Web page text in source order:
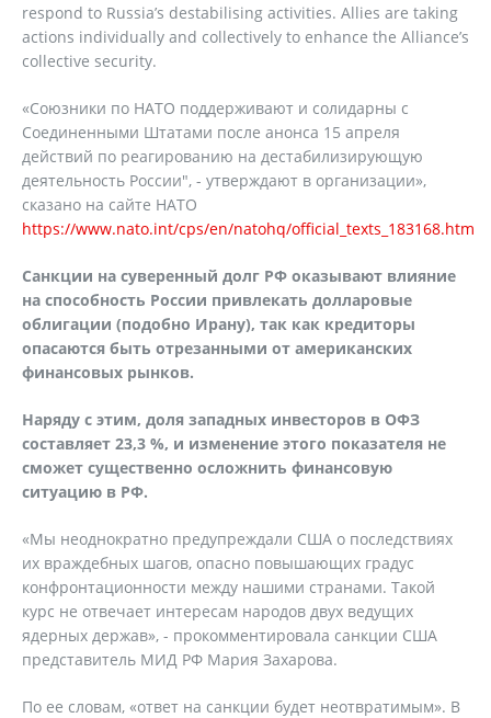
respond to Russia’s destabilising activities. Allies are taking
actions individually and collectively to enhance the Alliance’s
collective security.
«Союзники по НАТО поддерживают и солидарны с
Соединенными Штатами после анонса 15 апреля
действий по реагированию на дестабилизирующую
деятельность России", - утверждают в организации»,
сказано на сайте НАТО
https://www.nato.int/cps/en/natohq/official_texts_183168.htm
Санкции на суверенный долг РФ оказывают влияние
на способность России привлекать долларовые
облигации (подобно Ирану), так как кредиторы
опасаются быть отрезанными от американских
финансовых рынков.
Наряду с этим, доля западных инвесторов в ОФЗ
составляет 23,3 %, и изменение этого показателя не
сможет существенно осложнить финансовую
ситуацию в РФ.
«Мы неоднократно предупреждали США о последствиях
их враждебных шагов, опасно повышающих градус
конфронтационности между нашими странами. Такой
курс не отвечает интересам народов двух ведущих
ядерных держав», - прокомментировала санкции США
представитель МИД РФ Мария Захарова.
По ее словам, «ответ на санкции будет неотвратимым». В